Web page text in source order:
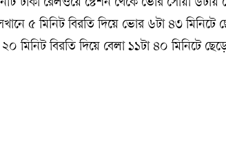
ঢাকা রেলওয়ে স্টেশন থেকে ভোর সোয়া ৬টায়
৫ মিনিট বিরতি দিয়ে ভোর ৬টা ৪৩ মিনিটে
মিনিট বিরতি দিয়ে বেলা ১১টা ৪০ মিনিটে